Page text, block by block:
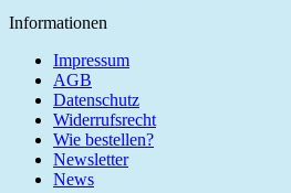
Informationen
Impressum
AGB
Datenschutz
Widerrufsrecht
Wie bestellen?
Newsletter
News